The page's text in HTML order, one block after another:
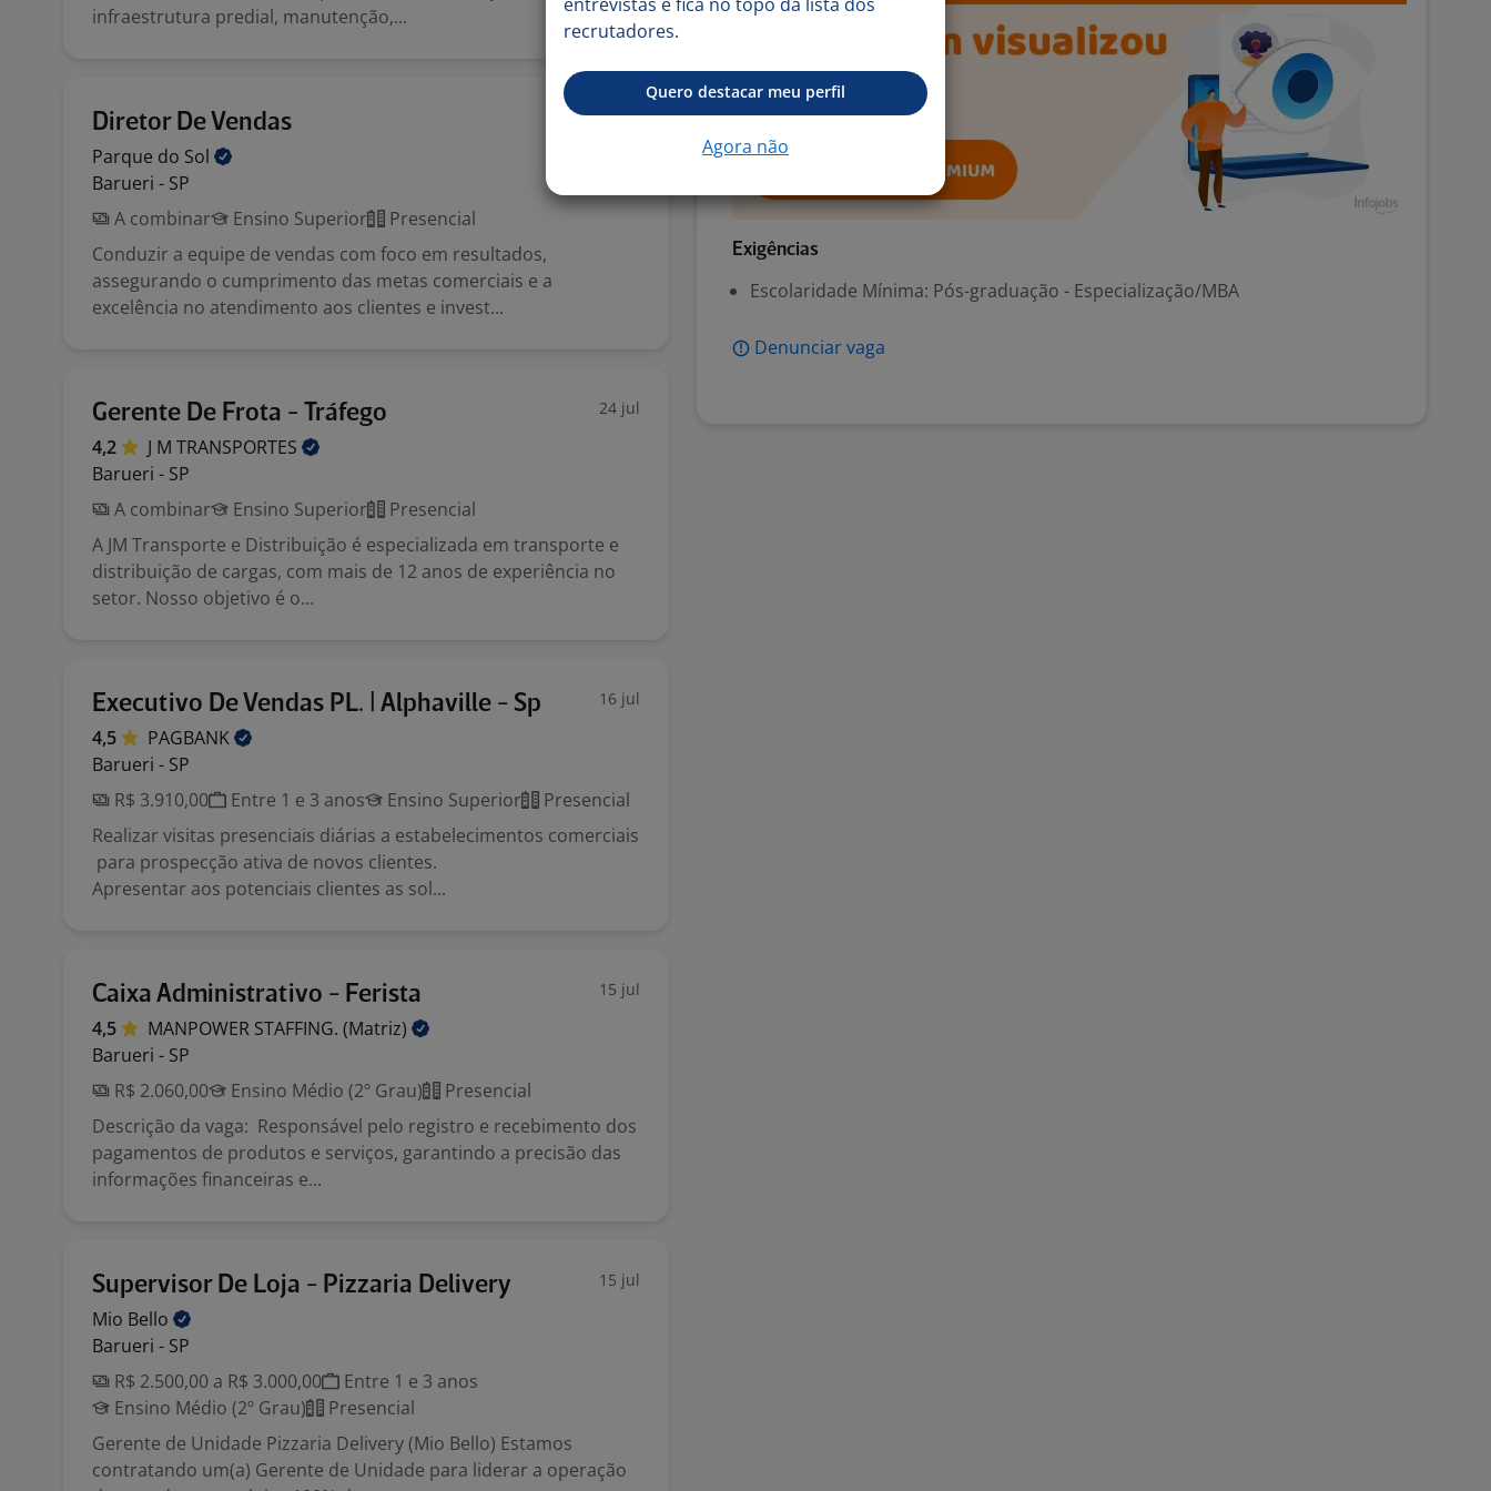
infraestrutura predial, manutenção,...
Diretor De Vendas 24 jul
Parque do Sol
Barueri - SP
A combinar
Ensino Superior
Presencial
Conduzir a equipe de vendas com foco em resultados,
assegurando o cumprimento das metas comerciais e a
excelência no atendimento aos clientes e invest...
Gerente De Frota - Tráfego 24 jul
4,2 J M TRANSPORTES
Barueri - SP
A combinar
Ensino Superior
Presencial
A JM Transporte e Distribuição é especializada em transporte e
distribuição de cargas, com mais de 12 anos de experiência no
setor. Nosso objetivo é o...
Executivo De Vendas PL. | Alphaville - Sp 16 jul
4,5
PAGBANK
Barueri - SP
R$ 3.910,00
Entre 1 e 3 anos Ensino Superior
Presencial
Realizar visitas presenciais diárias a estabelecimentos comerciais
para prospecção ativa de novos clientes.
Apresentar aos potenciais clientes as sol...
Caixa Administrativo - Ferista 15 jul
4,5 MANPOWER STAFFING. (Matriz)
Barueri - SP
R$ 2.060,00
Ensino Médio (2º Grau)
Presencial
Descrição da vaga: Responsável pelo registro e recebimento dos
pagamentos de produtos e serviços, garantindo a precisão das
informações financeiras e...
Supervisor De Loja - Pizzaria Delivery 15 jul
Mio Bello
Barueri - SP
R$ 2.500,00 a R$ 3.000,00
Entre 1 e 3 anos
Ensino Médio (2º Grau)
Presencial
Gerente de Unidade Pizzaria Delivery (Mio Bello) Estamos
contratando um(a) Gerente de Unidade para liderar a operação
Exigências
Escolaridade Mínima: Pós-graduação - Especialização/MBA
Denunciar vaga
recrutadores.
Quero destacar meu perfil
Agora não